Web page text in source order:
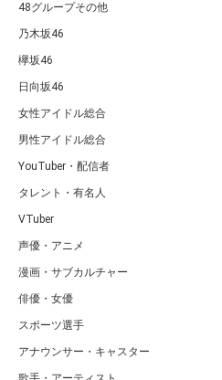
48グループその他
乃木坂46
欅坂46
日向坂46
女性アイドル総合
男性アイドル総合
YouTuber・配信者
タレント・有名人
VTuber
声優・アニメ
漫画・サブカルチャー
俳優・女優
スポーツ選手
アナウンサー・キャスター